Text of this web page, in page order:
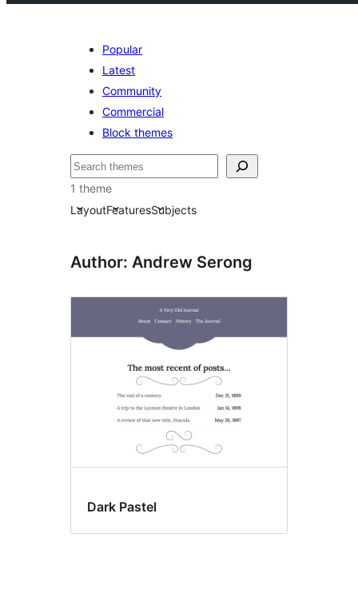
Popular
Latest
Community
Commercial
Block themes
Hľadať
1 theme
LayoutFeaturesSubjects
Author: Andrew Serong
Dark Pastel